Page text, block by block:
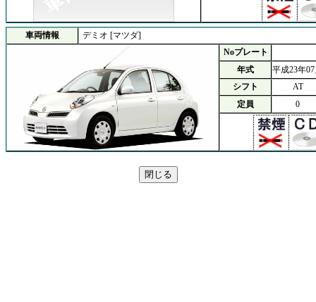
車両情報
デミオ [マツダ]
Noプレート
年式
平成23年
シフト
AT
定員
0